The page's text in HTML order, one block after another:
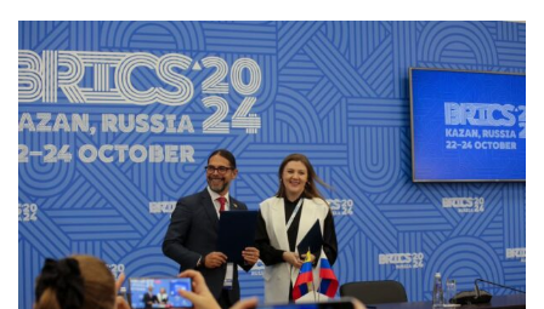
nueva
geopolítica
mundial